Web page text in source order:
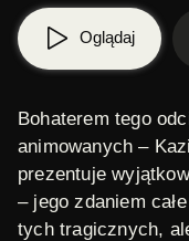
Oglądaj
Bohaterem tego
animowanych –
prezentuje
– jego zdaniem
tych tragicznych,